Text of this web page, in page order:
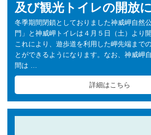
及び観光トイレの開放
冬季期間閉鎖としておりました神威岬自然
門」と神威岬トイレは４月５日（土）より
これにより、遊歩道を利用した岬先端まで
とができるようになります。なお、神威岬
間は …
詳細はこちら